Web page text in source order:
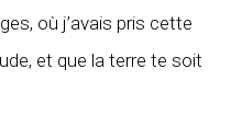
où j’avais pris cette
et que la terre te soit